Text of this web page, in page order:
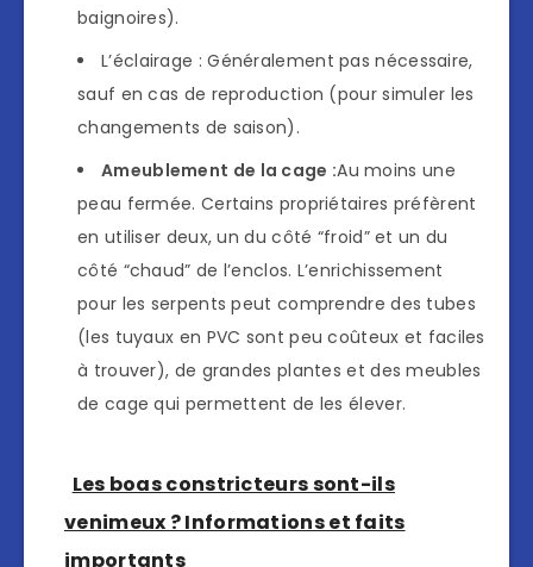
baignoires).
L’éclairage : Généralement pas nécessaire,
sauf en cas de reproduction (pour simuler les
changements de saison).
Ameublement de la cage :Au moins une
peau fermée. Certains propriétaires préfèrent
en utiliser deux, un du côté “froid” et un du
côté “chaud” de l’enclos. L’enrichissement
pour les serpents peut comprendre des tubes
(les tuyaux en PVC sont peu coûteux et faciles
à trouver), de grandes plantes et des meubles
de cage qui permettent de les élever.
Les boas constricteurs sont-ils
venimeux ? Informations et faits
importants